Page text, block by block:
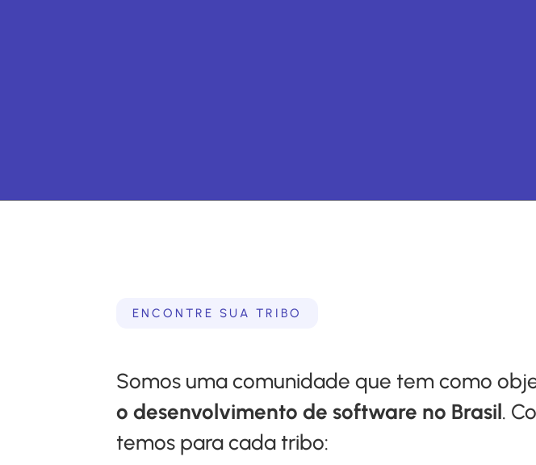
ENCONTRE SUA TRIBO
Somos uma comunidade que tem como
o desenvolvimento de software no Brasil.
temos para cada tribo: